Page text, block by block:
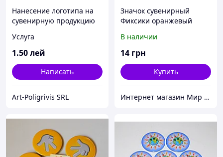
Нанесение логотипа на
сувенирную продукцию
Услуга
1.50лей
Написать
Art-Poligrivis SRL
Значок сувенирный
Фиксики оранжевый
В наличии
14 грн
Купить
Интернет магазин Мир стендов. Товары из Украины